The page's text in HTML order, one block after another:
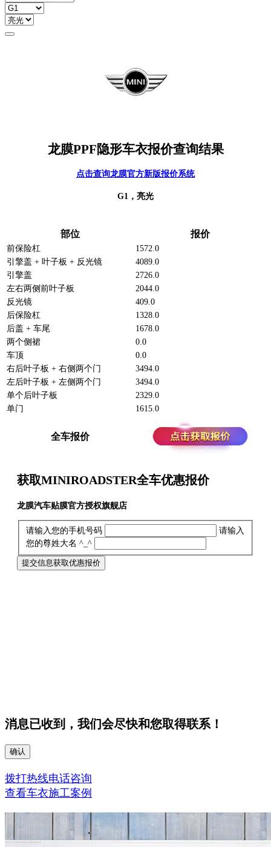
龙膜PPF隐形车衣报价查询结果
点击查询龙膜官方新版报价系统
G1，亮光
部位 报价
前保险杠
1572.0
引擎盖 + 叶子板 + 反光镜
4089.0
引擎盖
2726.0
左右两侧前叶子板
2044.0
反光镜
409.0
后保险杠
1328.0
后盖 + 车尾
1678.0
两个侧裙
0.0
车顶
0.0
右后叶子板 + 右侧两个门
3494.0
左后叶子板 + 左侧两个门
3494.0
单个后叶子板
2329.0
单门
1615.0
全车报价
获取MINIROADSTER全车优惠报价
龙膜汽车贴膜官方授权旗舰店
请输入您的手机号码
请输入
您的尊姓大名 ^_^
提交信息获取优惠报价
消息已收到，我们会尽快和您取得联系！
确认
拨打热线电话咨询
查看车衣施工案例